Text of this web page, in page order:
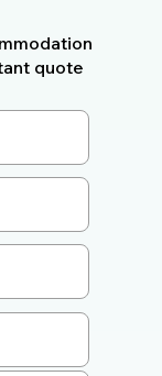
quote